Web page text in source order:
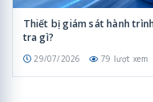
Thiết bị giám sát hành
tra gì?
29/07/2026 79 lượt xem